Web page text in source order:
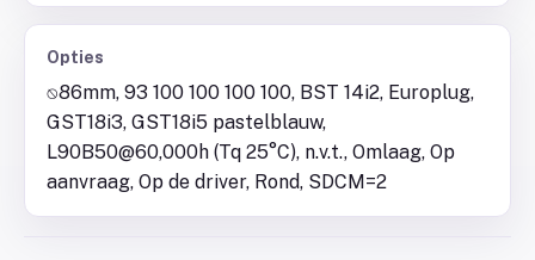
Opties
⍉86mm, 93 100 100 100 100, BST 14i2, Europlug,
GST18i3, GST18i5 pastelblauw,
L90B50@60,000h (Tq 25°C), n.v.t., Omlaag, Op
aanvraag, Op de driver, Rond, SDCM=2